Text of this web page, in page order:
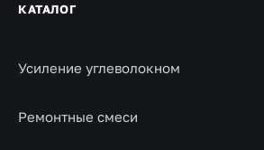
КАТАЛОГ
Усиление углеволокном
Ремонтные смеси